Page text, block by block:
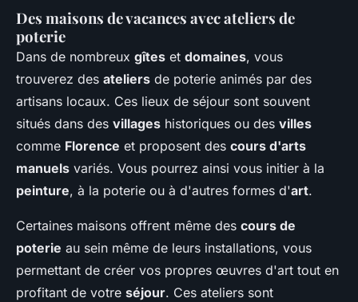
Des maisons de vacances avec ateliers de
poterie
Dans de nombreux gîtes et domaines, vous
trouverez des ateliers de poterie animés par des
artisans locaux. Ces lieux de séjour sont souvent
situés dans des villages historiques ou des villes
comme Florence et proposent des cours d'arts
manuels variés. Vous pourrez ainsi vous initier à la
peinture, à la poterie ou à d'autres formes d'art.
Certaines maisons offrent même des cours de
poterie au sein même de leurs installations, vous
permettant de créer vos propres œuvres d'art tout en
profitant de votre séjour. Ces ateliers sont